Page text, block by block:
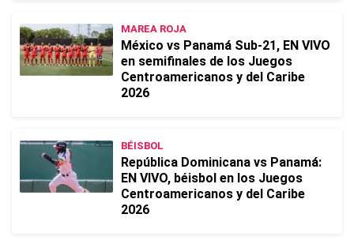
MAREA ROJA
México vs Panamá Sub-21, EN VIVO
en semifinales de los Juegos
Centroamericanos y del Caribe
2026
BÉISBOL
República Dominicana vs Panamá:
EN VIVO, béisbol en los Juegos
Centroamericanos y del Caribe
2026